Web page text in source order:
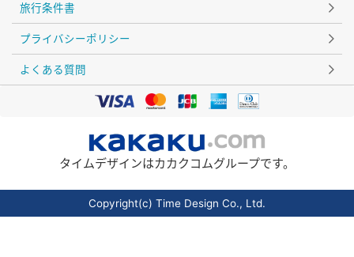
旅行条件書
プライバシーポリシー
よくある質問
タイムデザインはカカクコムグループです。
Copyright(c) Time Design Co., Ltd.